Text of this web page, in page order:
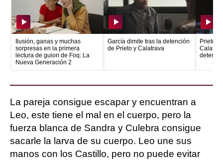
Ilusión, ganas y muchas
sorpresas en la primera
lectura de guion de Foq: La
Nueva Generación 2
García dimite tras la detención
de Prieto y Calatrava
Prieto
La pareja consigue escapar y encuentran a
Leo, este tiene el mal en el cuerpo, pero la
fuerza blanca de Sandra y Culebra consigue
sacarle la larva de su cuerpo. Leo une sus
manos con los Castillo, pero no puede evitar